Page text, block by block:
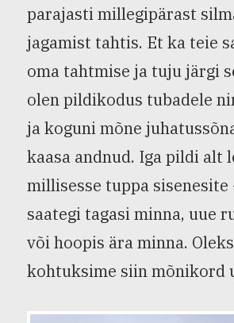
parajasti millegipärast
jagamist tahtis. Et ka teie
oma tahtmise ja tuju järgi
olen pildikodus tubadele
ja koguni mõne
kaasa andnud. Iga pildi alt
millisesse tuppa sisenesite
saategi tagasi minna, uue
või hoopis ära minna.
kohtuksime siin mõnikord